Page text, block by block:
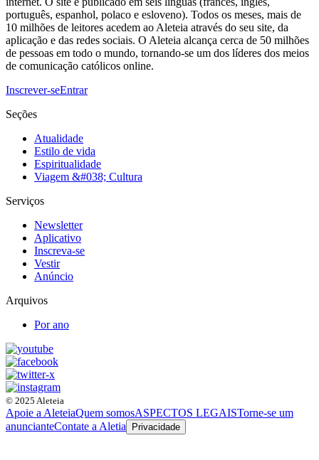
português, espanhol, polaco e esloveno). Todos os meses, mais de
10 milhões de leitores acedem ao Aleteia através do seu site, da
aplicação e das redes sociais. O Aleteia alcança cerca de 50 milhões
de pessoas em todo o mundo, tornando-se um dos líderes dos meios
de comunicação católicos online.
Inscrever-seEntrar
Seções
Atualidade
Estilo de vida
Espiritualidade
Viagem &#038; Cultura
Serviços
Newsletter
Aplicativo
Inscreva-se
Vestir
Anúncio
Arquivos
Por ano
© 2025 Aleteia
Apoie a AleteiaQuem somosASPECTOS LEGAISTorne-se um
anuncianteContate a Aletia Privacidade